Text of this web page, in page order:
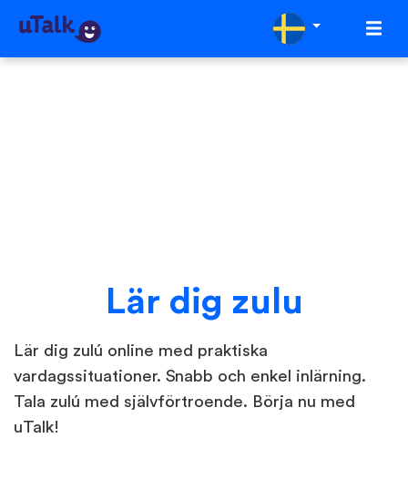
Lär dig zulu
Lär dig zulú online med praktiska
vardagssituationer. Snabb och enkel inlärning.
Tala zulú med självförtroende. Börja nu med
uTalk!